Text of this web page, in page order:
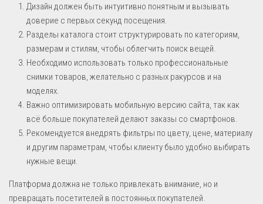
Дизайн должен быть интуитивно понятным и вызывать
доверие с первых секунд посещения.
Разделы каталога стоит структурировать по категориям,
размерам и стилям, чтобы облегчить поиск вещей.
Необходимо использовать только профессиональные
снимки товаров, желательно с разных ракурсов и на
моделях.
Важно оптимизировать мобильную версию сайта, так как
всё больше покупателей делают заказы со смартфонов.
Рекомендуется внедрять фильтры по цвету, цене, материалу
и другим параметрам, чтобы клиенту было удобно выбирать
нужные вещи.
Платформа должна не только привлекать внимание, но и
превращать посетителей в постоянных покупателей.